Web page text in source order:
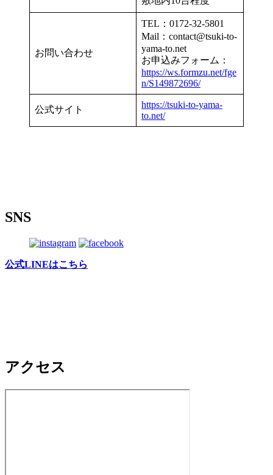
お問い合わせ
TEL：0172-32-5801
Mail：contact@tsuki-to-
yama-to.net
お申込みフォーム：
https://ws.formzu.net/fge
n/S149872696/
公式サイト
https://tsuki-to-yama-
to.net/
SNS
公式LINEはこちら
アクセス